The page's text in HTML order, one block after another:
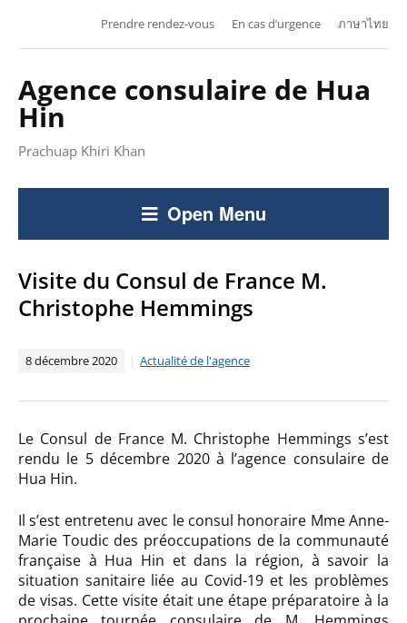
Prendre rendez-vous En cas d’urgence ภาษาไทย
Agence consulaire de Hua
Hin
Prachuap Khiri Khan
Open Menu
Visite du Consul de France M.
Christophe Hemmings
8 décembre 2020 Actualité de l'agence
Le Consul de France M. Christophe Hemmings s’est
rendu le 5 décembre 2020 à l’agence consulaire de
Hua Hin.
Il s’est entretenu avec le consul honoraire Mme Anne-
Marie Toudic des préoccupations de la communauté
française à Hua Hin et dans la région, à savoir la
situation sanitaire liée au Covid-19 et les problèmes
de visas. Cette visite était une étape préparatoire à la